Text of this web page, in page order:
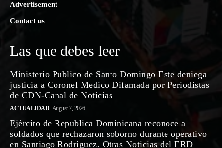
Advertisement
Contact us
Las que debes leer
Ministerio Publico de Santo Domingo Este deniega
justicia a Coronel Medico Difamada por Periodistas
de CDN-Canal de Noticias
ACTUALIDAD August 7, 2026
Ejército de Republica Dominicana reconoce a
soldados que rechazaron soborno durante operativo
en Santiago Rodríguez. Otras Noticias del ERD